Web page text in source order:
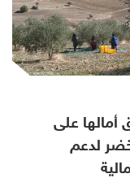
على
لدعم